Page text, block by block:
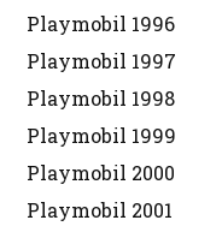
Playmobil 1996
Playmobil 1997
Playmobil 1998
Playmobil 1999
Playmobil 2000
Playmobil 2001